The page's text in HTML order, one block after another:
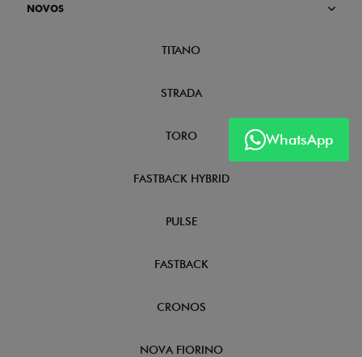
WhatsApp
NOVOS
TITANO
STRADA
TORO
FASTBACK HYBRID
PULSE
FASTBACK
CRONOS
NOVA FIORINO